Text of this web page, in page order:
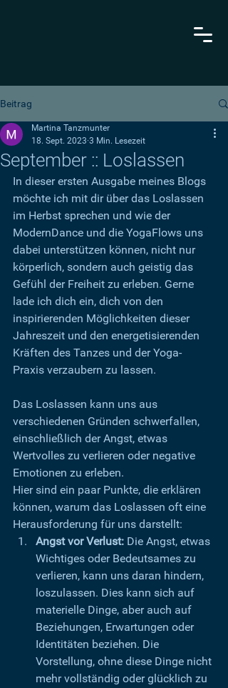
Beitrag
September :: Loslassen
Martina Tanzmunter
18. Sept. 2023 3 Min. Lesezeit
In dieser ersten Ausgabe meines Blogs
möchte ich mit dir über das Loslassen
im Herbst sprechen und wie der
ModernDance und die YogaFlows uns
dabei unterstützen können, nicht nur
körperlich, sondern auch geistig das
Gefühl der Freiheit zu erleben. Gerne
lade ich dich ein, dich von den
inspirierenden Möglichkeiten dieser
Jahreszeit und den energetisierenden
Kräften des Tanzes und der Yoga-
Praxis verzaubern zu lassen.
Das Loslassen kann uns aus
verschiedenen Gründen schwerfallen,
einschließlich der Angst, etwas
Wertvolles zu verlieren oder negative
Emotionen zu erleben.
Hier sind ein paar Punkte, die erklären
können, warum das Loslassen oft eine
Herausforderung für uns darstellt:
Angst vor Verlust: Die Angst, etwas
Wichtiges oder Bedeutsames zu
verlieren, kann uns daran hindern,
loszulassen. Dies kann sich auf
materielle Dinge, aber auch auf
Beziehungen, Erwartungen oder
Identitäten beziehen. Die
Vorstellung, ohne diese Dinge nicht
mehr vollständig oder glücklich zu